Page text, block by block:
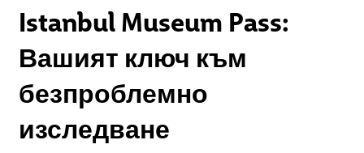
Istanbul Museum Pass:
Вашият ключ към
безпроблемно
изследване